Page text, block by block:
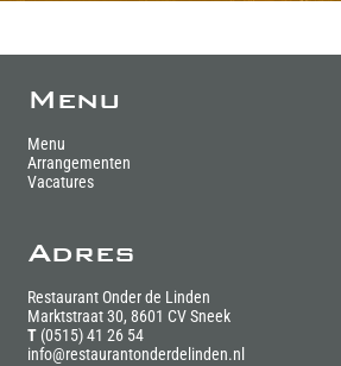
Menu
Menu
Arrangementen
Vacatures
Adres
Restaurant Onder de Linden
Marktstraat 30, 8601 CV Sneek
T(0515) 41 26 54
info@restaurantonderdelinden.nl